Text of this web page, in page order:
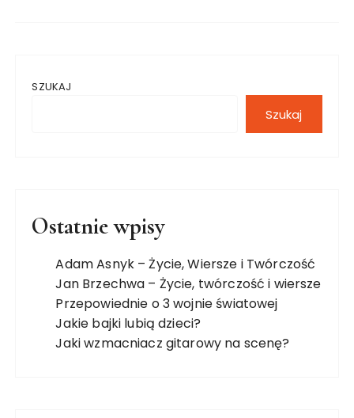
SZUKAJ
Szukaj
Ostatnie wpisy
Adam Asnyk – Życie, Wiersze i Twórczość
Jan Brzechwa – Życie, twórczość i wiersze
Przepowiednie o 3 wojnie światowej
Jakie bajki lubią dzieci?
Jaki wzmacniacz gitarowy na scenę?